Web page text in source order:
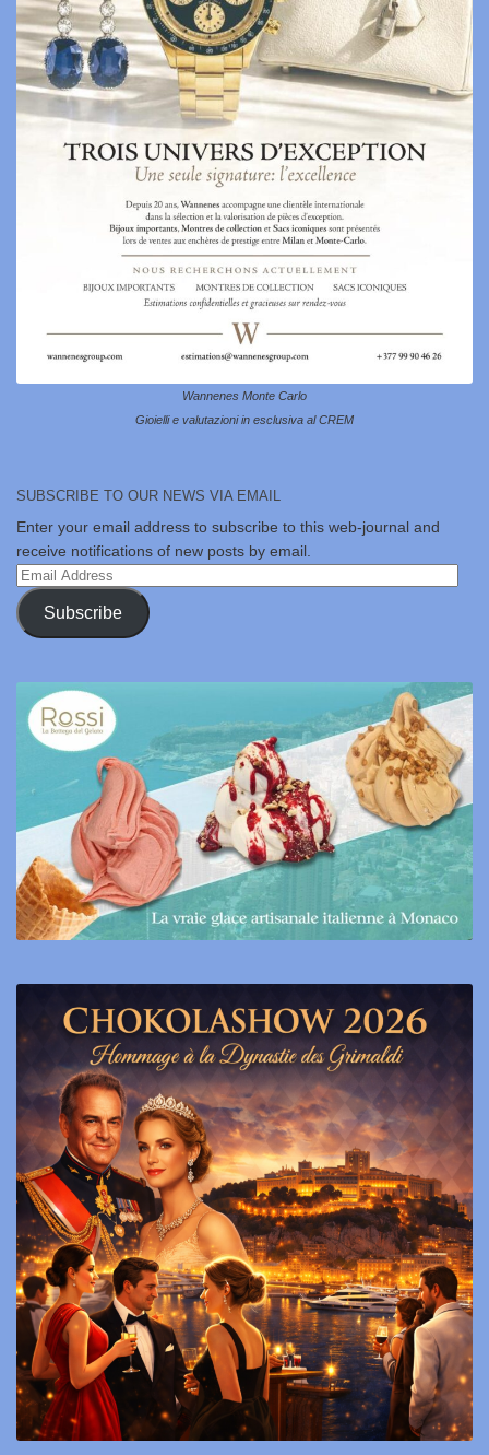
Wannenes Monte Carlo
Gioielli e valutazioni in esclusiva al CREM
SUBSCRIBE TO OUR NEWS VIA EMAIL
Enter your email address to subscribe to this web-journal and
receive notifications of new posts by email.
Email
Address
Subscribe